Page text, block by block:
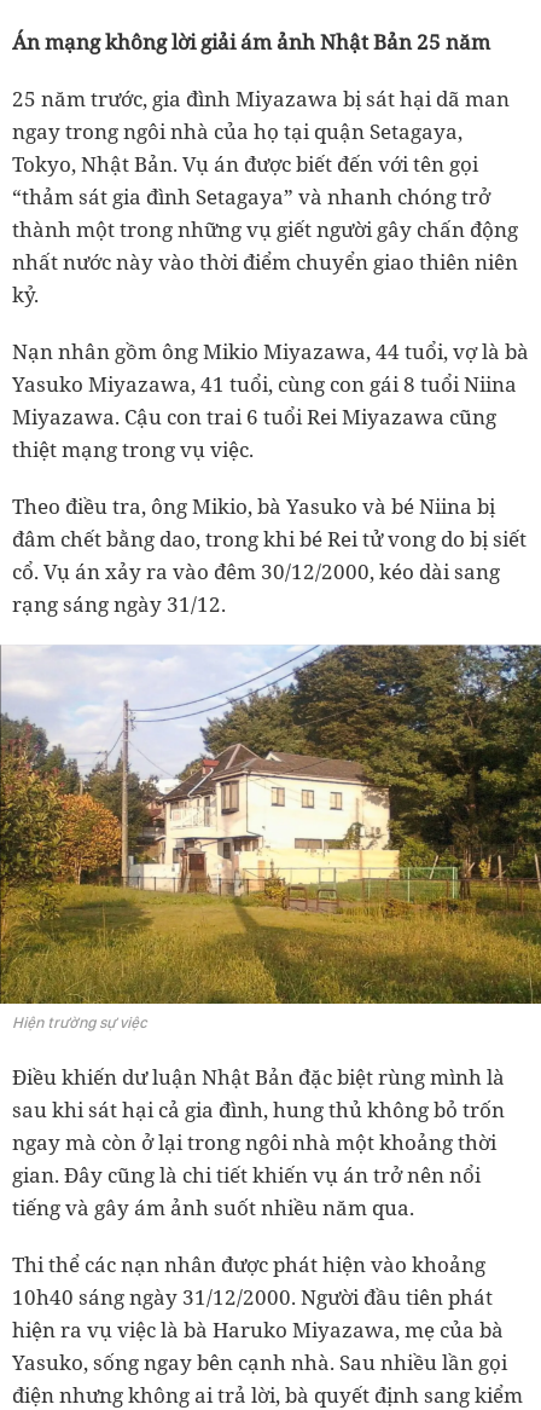
Án mạng không lời giải ám ảnh Nhật Bản 25 năm
25 năm trước, gia đình Miyazawa bị sát hại dã man
ngay trong ngôi nhà của họ tại quận Setagaya,
Tokyo, Nhật Bản. Vụ án được biết đến với tên gọi
“thảm sát gia đình Setagaya” và nhanh chóng trở
thành một trong những vụ giết người gây chấn động
nhất nước này vào thời điểm chuyển giao thiên niên
kỷ.
Nạn nhân gồm ông Mikio Miyazawa, 44 tuổi, vợ là bà
Yasuko Miyazawa, 41 tuổi, cùng con gái 8 tuổi Niina
Miyazawa. Cậu con trai 6 tuổi Rei Miyazawa cũng
thiệt mạng trong vụ việc.
Theo điều tra, ông Mikio, bà Yasuko và bé Niina bị
đâm chết bằng dao, trong khi bé Rei tử vong do bị siết
cổ. Vụ án xảy ra vào đêm 30/12/2000, kéo dài sang
rạng sáng ngày 31/12.
Hiện trường sự việc
Điều khiến dư luận Nhật Bản đặc biệt rùng mình là
sau khi sát hại cả gia đình, hung thủ không bỏ trốn
ngay mà còn ở lại trong ngôi nhà một khoảng thời
gian. Đây cũng là chi tiết khiến vụ án trở nên nổi
tiếng và gây ám ảnh suốt nhiều năm qua.
Thi thể các nạn nhân được phát hiện vào khoảng
10h40 sáng ngày 31/12/2000. Người đầu tiên phát
hiện ra vụ việc là bà Haruko Miyazawa, mẹ của bà
Yasuko, sống ngay bên cạnh nhà. Sau nhiều lần gọi
điện nhưng không ai trả lời, bà quyết định sang kiểm